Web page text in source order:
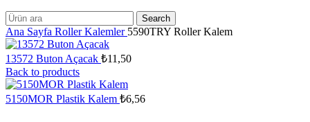
Search
Ana Sayfa Roller Kalemler 5590TRY Roller Kalem
13572 Buton Açacak ₺11,50
Back to products
5150MOR Plastik Kalem ₺6,56